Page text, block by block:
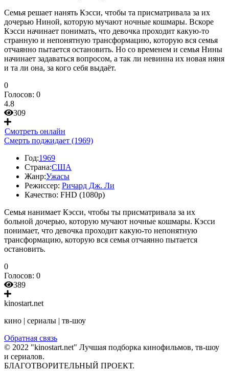
Семья решает нанять Кэсси, чтобы та присматривала за их
дочерью Ниной, которую мучают ночные кошмары. Вскоре
Кэсси начинает понимать, что девочка проходит какую-то
странную и непонятную трансформацию, которую вся семья
отчаянно пытается остановить. Но со временем и семья Нины
начинает задаваться вопросом, а так ли невинна их новая няня
и та ли она, за кого себя выдаёт.
0
Голосов: 0
4.8
309
Смотреть онлайн
Смерть поджидает (1969)
Год:1969
Страна:США
Жанр:Ужасы
Режиссер: Ричард Дж. Ли
Качество: FHD (1080p)
Семья нанимает Кэсси, чтобы ты присматривала за их
больной дочерью, которую мучают ночные кошмары. Кэсси
понимает, что девочка проходит какую-то непонятную
трансформацию, которую вся семья отчаянно пытается
остановить.
0
Голосов: 0
389
kinostart.net
кино | сериалы | тв-шоу
Обратная связь
© 2022 "kinostart.net" Лучшая подборка кинофильмов, тв-шоу
и сериалов.
БЛАГОТВОРИТЕЛЬНЫЙ ПРОЕКТ.